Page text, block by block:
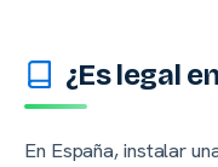
¿Es legal
En España, instalar